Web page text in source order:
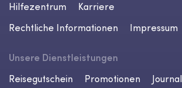
Hilfezentrum
Karriere
Rechtliche Informationen
Impressum
Unsere Dienstleistungen
Reisegutschein
Promotionen
Journal